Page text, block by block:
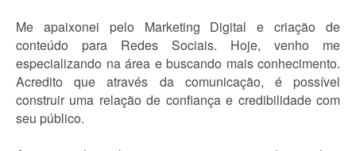
Me apaixonei pelo Marketing Digital e criação de
conteúdo para Redes Sociais. Hoje, venho me
especializando na área e buscando mais conhecimento.
Acredito que através da comunicação, é possível
construir uma relação de confiança e credibilidade com
seu público.